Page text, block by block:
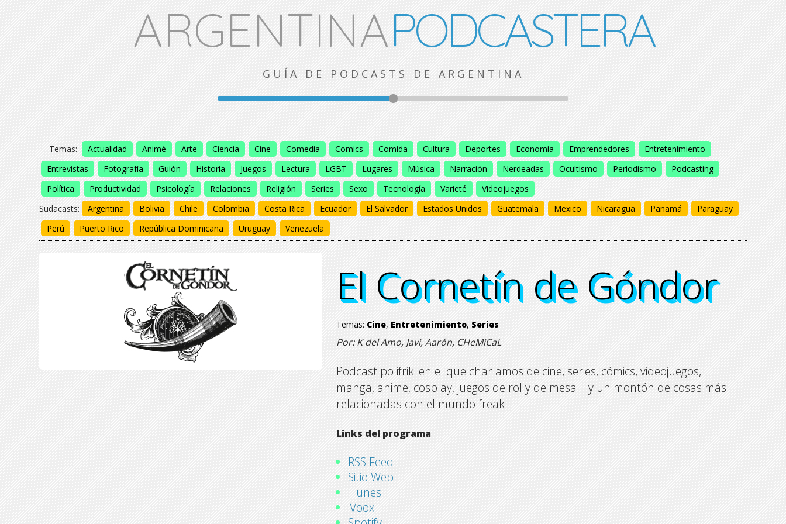
ARGENTINAPODCASTERA
GUÍA DE PODCASTS DE ARGENTINA
Temas: Actualidad Animé Arte Ciencia Cine Comedia Comics Comida Cultura Deportes Economía Emprendedores
Entretenimiento
Entrevistas
Fotografía Guión Historia Juegos Lectura LGBT Lugares Música Narración Nerdeadas Ocultismo Periodismo
Podcasting
Política
Productividad Psicología Relaciones Religión Series Sexo Tecnología Varieté
Videojuegos
Sudacasts:
Argentina Bolivia Chile Colombia Costa Rica Ecuador El Salvador Estados Unidos Guatemala Mexico Nicaragua Panamá
Paraguay
Perú
Puerto Rico República Dominicana Uruguay Venezuela
El Cornetín de Góndor
El Cornetín de Góndor
El Cornetín de Góndor
El Cornetín de Góndor
Temas: Cine, Entretenimiento, Series
Por: K del Amo, Javi, Aarón, CHeMiCaL
Podcast polifriki en el que charlamos de cine, series, cómics, videojuegos,
manga, anime, cosplay, juegos de rol y de mesa… y un montón de cosas más
relacionadas con el mundo freak
Links del programa
RSS Feed
Sitio Web
iTunes
iVoox